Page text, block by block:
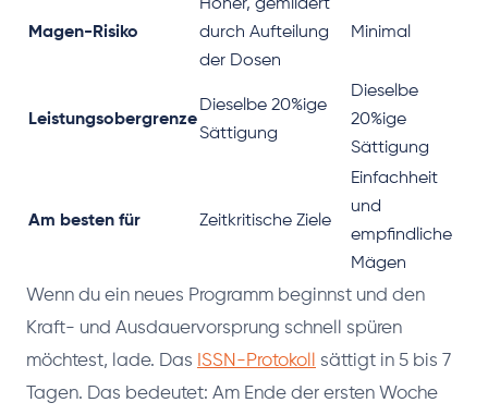
Magen-Risiko
Höher, gemildert
durch Aufteilung
der Dosen
Minimal
Leistungsobergrenze
Dieselbe 20%ige
Sättigung
Dieselbe
20%ige
Sättigung
Am besten für Zeitkritische Ziele
Einfachheit
und
empfindliche
Mägen
Wenn du ein neues Programm beginnst und den
Kraft- und Ausdauervorsprung schnell spüren
möchtest, lade. Das ISSN-Protokoll
sättigt in 5 bis 7
Tagen. Das bedeutet: Am Ende der ersten Woche